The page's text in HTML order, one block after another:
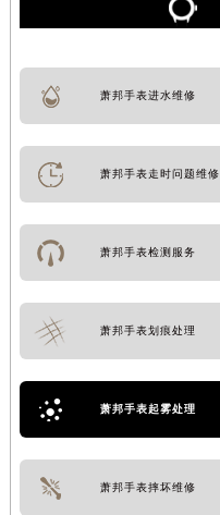
萧邦手表进水维修
萧邦手表走时问题维修
萧邦手表检测服务
萧邦手表划痕处理
萧邦手表起雾处理
萧邦手表摔坏维修